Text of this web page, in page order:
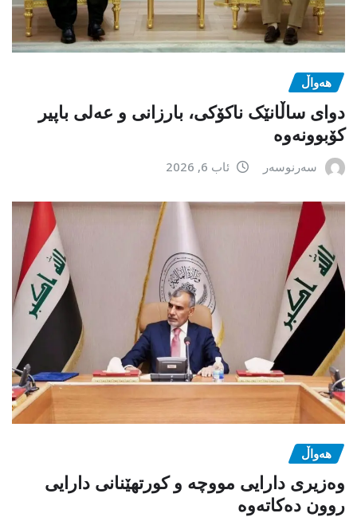
هەواڵ
دوای ساڵانێک ناکۆکی، بارزانی و عەلی باپیر
کۆبوونەوە
سەرنوسەر ئاب 6, 2026
هەواڵ
وەزیری دارایی مووچە و کورتهێنانی دارایی
روون دەکاتەوە